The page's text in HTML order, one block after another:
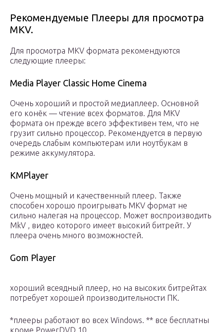
Рекомендуемые Плееры для просмотра
MKV.
Для просмотра MKV формата рекомендуются
следующие плееры:
Media Player Classic Home Cinema
Очень хороший и простой медиаплеер. Основной
его конёк — чтение всех форматов. Для MKV
формата он прежде всего эффективен тем, что не
грузит сильно процессор. Рекомендуется в первую
очередь слабым компьютерам или ноутбукам в
режиме аккумулятора.
KMPlayer
Очень мощный и качественный плеер. Также
способен хорошо проигрывать MKV формат не
сильно налегая на процессор. Может воспроизводить
MkV , видео которого имеет высокий битрейт. У
плеера очень много возможностей.
Gom Player
хороший всеядный плеер, но на высоких битрейтах
потребует хорошей производительности ПК.
*плееры работают во всех Windows. ** все бесплатны
кроме PowerDVD 10.